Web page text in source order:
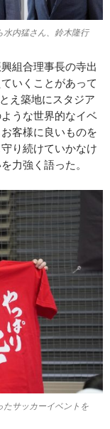
水内猛さん、鈴木隆行
組合理事長の寺出
いくことがあって
え築地にスタジア
うな世界的なイベ
客様に良いものを
り続けていかなけ
力強く語った。
たサッカーイベントを